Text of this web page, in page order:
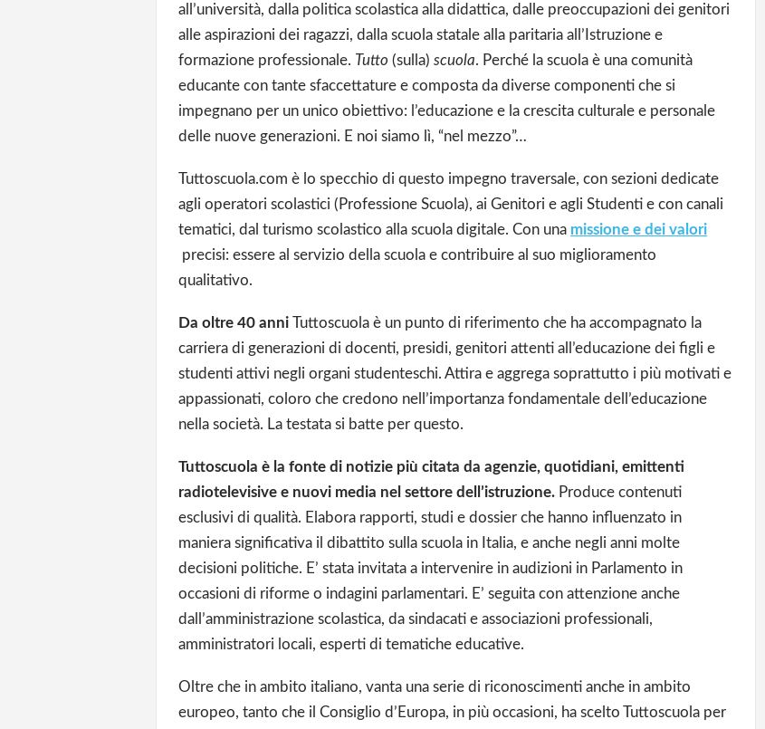
all’università, dalla politica scolastica alla didattica, dalle preoccupazioni dei genitori
alle aspirazioni dei ragazzi, dalla scuola statale alla paritaria all’Istruzione e
formazione professionale. Tutto (sulla) scuola. Perché la scuola è una comunità
educante con tante sfaccettature e composta da diverse componenti che si
impegnano per un unico obiettivo: l’educazione e la crescita culturale e personale
delle nuove generazioni. E noi siamo lì, “nel mezzo”…
Tuttoscuola.com è lo specchio di questo impegno traversale, con sezioni dedicate
agli operatori scolastici (Professione Scuola), ai Genitori e agli Studenti e con canali
tematici, dal turismo scolastico alla scuola digitale. Con una missione e dei valori
precisi: essere al servizio della scuola e contribuire al suo miglioramento
qualitativo.
Da oltre 40 anni Tuttoscuola è un punto di riferimento che ha accompagnato la
carriera di generazioni di docenti, presidi, genitori attenti all’educazione dei figli e
studenti attivi negli organi studenteschi. Attira e aggrega soprattutto i più motivati e
appassionati, coloro che credono nell’importanza fondamentale dell’educazione
nella società. La testata si batte per questo.
Tuttoscuola è la fonte di notizie più citata da agenzie, quotidiani, emittenti
radiotelevisive e nuovi media nel settore dell’istruzione. Produce contenuti
esclusivi di qualità. Elabora rapporti, studi e dossier che hanno influenzato in
maniera significativa il dibattito sulla scuola in Italia, e anche negli anni molte
decisioni politiche. E’ stata invitata a intervenire in audizioni in Parlamento in
occasioni di riforme o indagini parlamentari. E’ seguita con attenzione anche
dall’amministrazione scolastica, da sindacati e associazioni professionali,
amministratori locali, esperti di tematiche educative.
Oltre che in ambito italiano, vanta una serie di riconoscimenti anche in ambito
europeo, tanto che il Consiglio d’Europa, in più occasioni, ha scelto Tuttoscuola per